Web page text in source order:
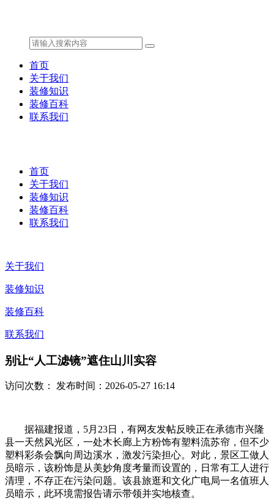
首页
关于我们
装修知识
装修百科
联系我们
首页
关于我们
装修知识
装修百科
联系我们
关于我们
装修知识
装修百科
联系我们
别让“人工滤镜”遮住山川实容
访问次数： 发布时间：2026-05-27 16:14
据福建报道，5月23日，有网友发帖反映正在承德市兴隆
县一天然风光区，一处木长廊上方粉饰有塑料流苏帘，但不少
塑料彩条会飘向周边溪水，激发污染担心。对此，景区工做人
员暗示，该粉饰是从美妙角度考量而设置的，日常有工人进行
清理，不存正在污染问题。该县旅逛和文化广电局一名值班人
员暗示，此环境需报告请示带领并实地核查。